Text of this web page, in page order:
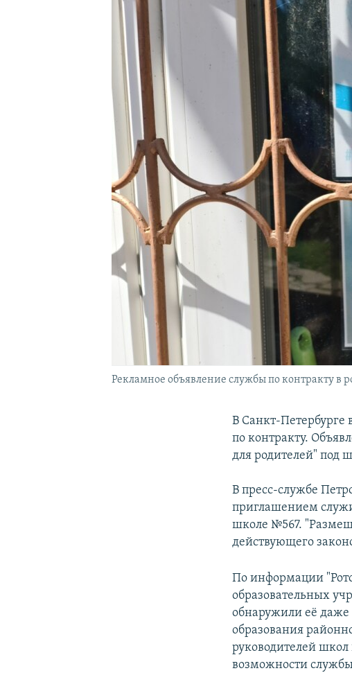
ПОДПИШИТЕСЬ НА РАССЫЛКУ
Рекламное объявление службы по контракту в
В Санкт-Петербурге
по контракту.
для родителей" под
В пресс-службе
приглашением
школе №567.
действующего
По информации
образовательных
обнаружили её даже
образования
руководителей
возможности